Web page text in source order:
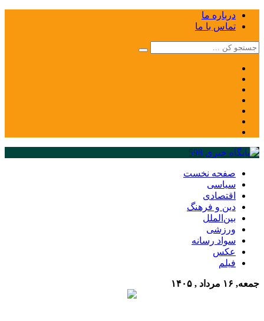
درباره ما
تماس با ما
صفحه نخست
سیاسی
اقتصادی
دین و فرهنگ
بین‌الملل
ورزشی
سواد رسانه
عکس
فیلم
جمعه, ۱۶ مرداد , ۱۴۰۵